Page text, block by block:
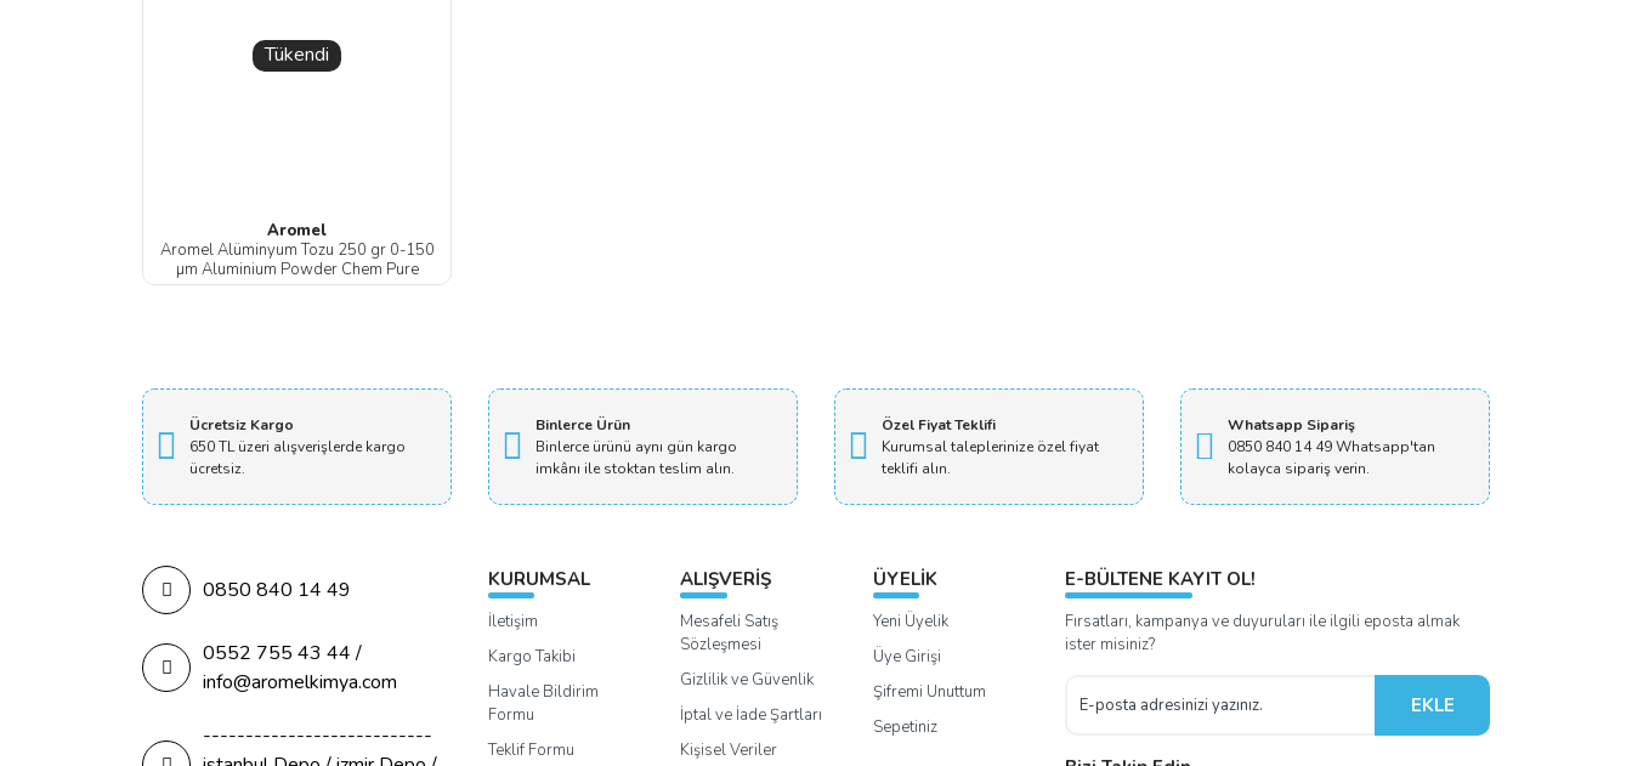
Tükendi
Aromel
Aromel Alüminyum Tozu 250 gr 0-150
µm Aluminium Powder Chem Pure
Ücretsiz Kargo
650 TL üzeri alışverişlerde kargo
ücretsiz.
Binlerce Ürün
Binlerce ürünü aynı gün kargo
imkânı ile stoktan teslim alın.
Özel Fiyat Teklifi
Kurumsal taleplerinize özel fiyat
teklifi alın.
Whatsapp Sipariş
0850 840 14 49 Whatsapp'tan
kolayca sipariş verin.
0850 840 14 49
0552 755 43 44 /
info@aromelkimya.com
---------------------------
KURUMSAL
İletişim
Kargo Takibi
Havale Bildirim
Formu
Teklif Formu
ALIŞVERİŞ
Mesafeli Satış
Sözleşmesi
Gizlilik ve Güvenlik
İptal ve İade Şartları
Kişisel Veriler
ÜYELİK
Yeni Üyelik
Üye Girişi
Şifremi Unuttum
Sepetiniz
E-BÜLTENE KAYIT OL!
Fırsatları, kampanya ve duyuruları ile ilgili eposta almak
ister misiniz?
EKLE